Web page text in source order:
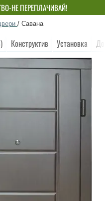
НЕ ПЕРЕПЛАЧИВАЙ!
/ Савана
Конструктив Установка